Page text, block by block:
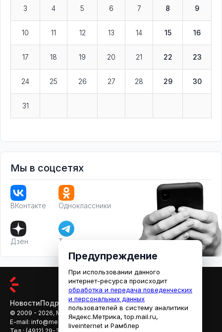
3 4 5 6 7 8 9
10 11 12 13 14 15 16
17 18 19 20 21 22 23
24 25 26 27 28 29 30
31
Мы в соцсетях
ВКонтакте Одноклассники
Дзен Телеграм
НовостиПодробностиАфишаКино
© 2009 - 2026, МЕДИАРЯЗАНЬ
E-mail: info@mediaryazan.ru
reklama@mediaryazan.ru
Предупреждение
При использовании данного
интернет-ресурса происходит
обработка и передача поведенческих
и персональных данных
пользователей в систему аналитики
Яндекс.Метрика, top.mail.ru,
liveinternet и Рамблер